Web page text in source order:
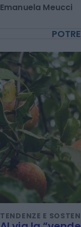
Emanuela Meucci
TENDENZE E